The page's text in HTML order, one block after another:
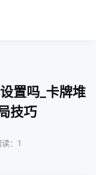
置吗_卡牌堆
技巧
：1